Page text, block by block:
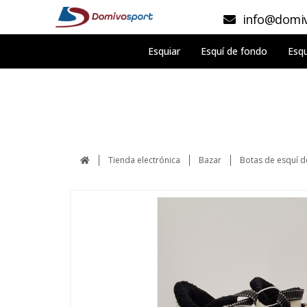
Esquiar Esquí de fondo
Tienda electrónica Bazar Botas de esquí